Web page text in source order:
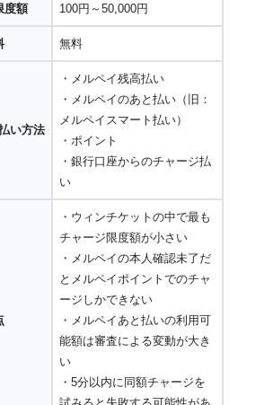
度額 100円～50,000円
無料
い方法
・メルペイ残高払い
・メルペイのあと払い（旧：
メルペイスマート払い）
・ポイント
・銀行口座からのチャージ払
い
・ウィンチケットの中で最も
チャージ限度額が小さい
・メルペイの本人確認未了だ
とメルペイポイントでのチャ
ージしかできない
・メルペイあと払いの利用可
能額は審査による変動が大き
い
・5分以内に同額チャージを